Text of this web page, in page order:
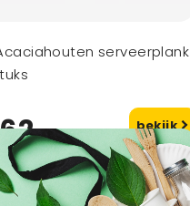
serveerplank
bekijk